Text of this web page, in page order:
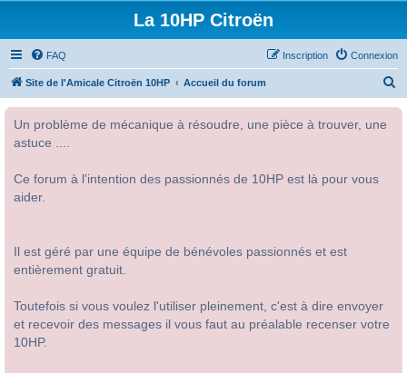
La 10HP Citroën
FAQ Connexion
Inscription
Site de l'Amicale Citroën 10HP Accueil du forum
Un problème de mécanique à résoudre, une pièce à trouver, une
astuce ....
Ce forum à l'intention des passionnés de 10HP est là pour vous
aider.
Il est géré par une équipe de bénévoles passionnés et est
entièrement gratuit.
Toutefois si vous voulez l'utiliser pleinement, c'est à dire envoyer
et recevoir des messages il vous faut au préalable recenser votre
10HP.